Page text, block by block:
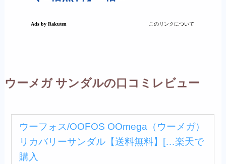
ウーメガ サンダルの口コミレビュー
ウーフォス/OOFOS OOmega（ウーメガ）
リカバリーサンダル【送料無料】[…楽天で
購入